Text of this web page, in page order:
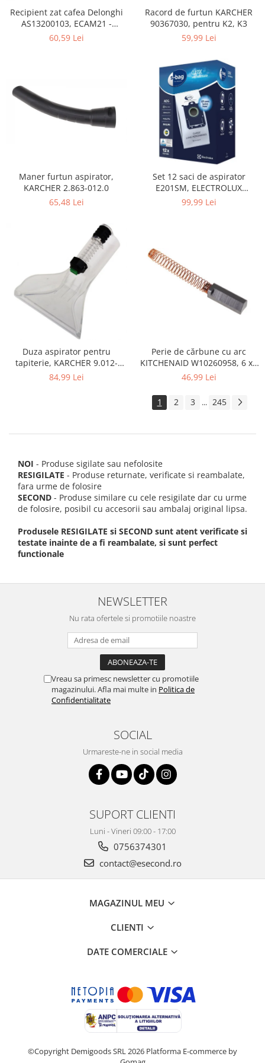
Playere, Boxe & Casti
Telescoape & Optica
Ambalaje cadouri
Cadouri
Curatenie si intretinere
Recipient zat cafea Delonghi
AS13200103, ECAM21 -
ECAM25
60,59 Lei
Racord de furtun KARCHER
90367030, pentru K2, K3
59,99 Lei
Maner furtun aspirator,
KARCHER 2.863-012.0
65,48 Lei
Set 12 saci de aspirator
E201SM, ELECTROLUX
9001684811, CLASSIC LONG
99,99 Lei
Duza aspirator pentru
tapiterie, KARCHER 9.012-
278.0, SE4001, SE4002, SE5100
84,99 Lei
Perie de cărbune cu arc
KITCHENAID W10260958, 6 x6
x 19 mm, pentru 5KSM15
46,99 Lei
1 2 3 ... 245
NOI - Produse sigilate sau nefolosite
RESIGILATE - Produse returnate, verificate si reambalate,
fara urme de folosire
SECOND - Produse similare cu cele resigilate dar cu urme
de folosire, posibil cu accesorii sau ambalaj original lipsa.
Produsele RESIGILATE si SECOND sunt atent verificate si
testate inainte de a fi reambalate, si sunt perfect
functionale
NEWSLETTER
Nu rata ofertele si promotiile noastre
Vreau sa primesc newsletter cu promotiile
magazinului. Afla mai multe in Politica de
Confidentialitate
SOCIAL
Urmareste-ne in social media
SUPORT CLIENTI
Luni - Vineri 09:00 - 17:00
0756374301
contact@esecond.ro
MAGAZINUL MEU
CLIENTI
DATE COMERCIALE
©Copyright Demigoods SRL 2026 Platforma E-commerce by